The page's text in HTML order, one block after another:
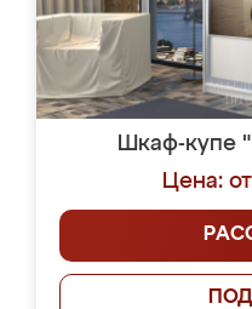
Шкаф-купе
Цена: